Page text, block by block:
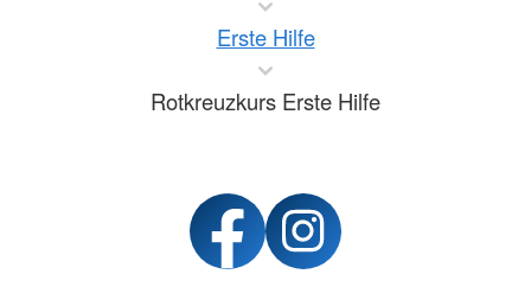
Erste Hilfe
Rotkreuzkurs Erste Hilfe